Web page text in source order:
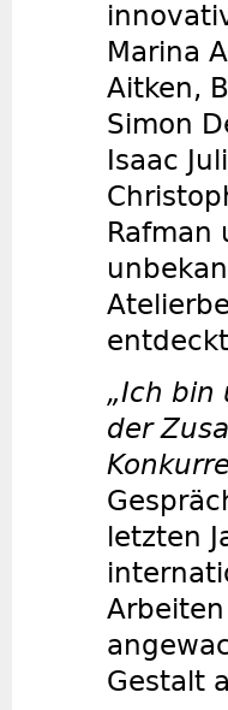
Marina
Aitken,
Simon
Isaac
Rafman
„Ich bin
der
letzten
Gestalt